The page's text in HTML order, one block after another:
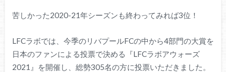
苦しかった2020-21年シーズンも終わってみれば3位！
LFCラボでは、今季のリバプールFCの中から4部門の大賞を
日本のファンによる投票で決める『LFCラボアウォーズ
2021』を開催し、総勢305名の方に投票いただきました。